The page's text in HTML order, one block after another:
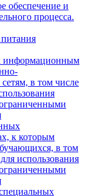
обеспечение и
процесса.
информационным
в том числе
к которым
в том
использования